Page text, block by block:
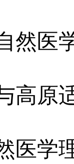
然医
高原
医学